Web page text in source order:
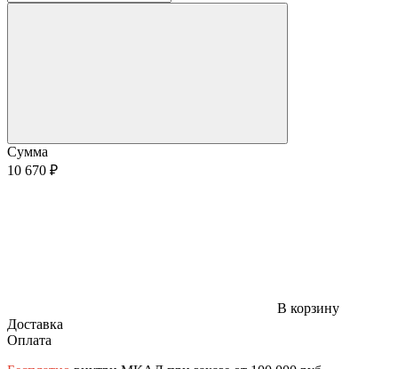
Сумма
10 670 ₽
В корзину
Доставка
Оплата